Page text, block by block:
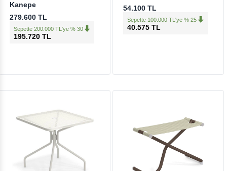
Kanepe
279.600 TL
Sepette 200.000 TL'ye % 30
195.720 TL
54.100 TL
Sepette 100.000 TL'ye % 25
40.575 TL